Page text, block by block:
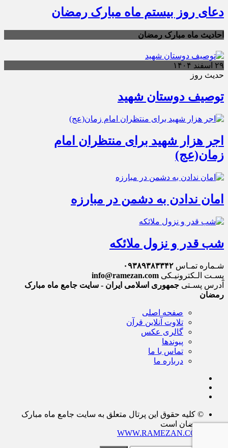
دعای روز بیستم ماه مبارک رمضان
احادیث ماه مبارک رمضان
۲۹ اسفند ۱۴۰۴
حدیث روز
توصیف دوستان شهید
اجر هزار شهید برای منتظران امام
زمان(عج)
امان ندادن به دشمن در مبارزه
شب قدر و نزول ملائکه
شـماره تمـاس ۰۹۳۸۹۳۸۳۳۴۲
پسـت الـکترونیـکی info@ramezan.com
آدرس پسـتی جمهوری اسلامی ایران - سایت جامع ماه مبارک
رمضان
صفحه اصلی
تلاوت آنلاین قرآن
گالری عکس
پیوندها
تماس با ما
درباره ما
© کلیه حقوق این پرتال متعلق به سایت جامع ماه مبارک
رمضان است
WWW.RAMEZAN.COM